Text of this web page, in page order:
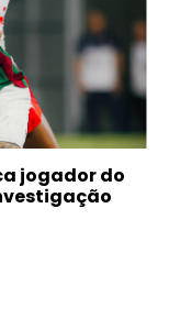
jogador do